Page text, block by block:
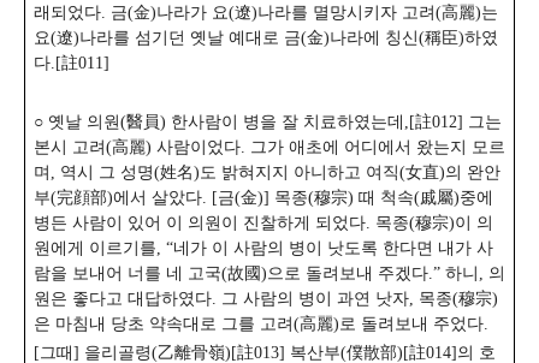
래되었다. 금(金)나라가 요(遼)나라를 멸망시키자 고려(高麗)는
요(遼)나라를 섬기던 옛날 예대로 금(金)나라에 칭신(稱臣)하였
다.[註011]
○ 옛날 의원(醫員) 한사람이 병을 잘 치료하였는데,[註012] 그는
본시 고려(高麗) 사람이었다. 그가 애초에 어디에서 왔는지 모르
며, 역시 그 성명(姓名)도 밝혀지지 아니하고 여직(女直)의 완안
부(完顔部)에서 살았다. [금(金)] 목종(穆宗) 때 척속(戚屬)중에
병든 사람이 있어 이 의원이 진찰하게 되었다. 목종(穆宗)이 의
원에게 이르기를, “네가 이 사람의 병이 낫도록 한다면 내가 사
람을 보내어 너를 네 고국(故國)으로 돌려보내 주겠다.” 하니, 의
원은 좋다고 대답하였다. 그 사람의 병이 과연 낫자, 목종(穆宗)
은 마침내 당초 약속대로 그를 고려(高麗)로 돌려보내 주었다.
[그때] 을리골령(乙離骨嶺)[註013] 복산부(僕散部)[註014]의 호